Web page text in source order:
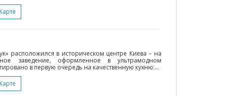
расположился в историческом центре Киева – на
заведение, оформленное в ультрамодном
в первую очередь на качественную кухню:...